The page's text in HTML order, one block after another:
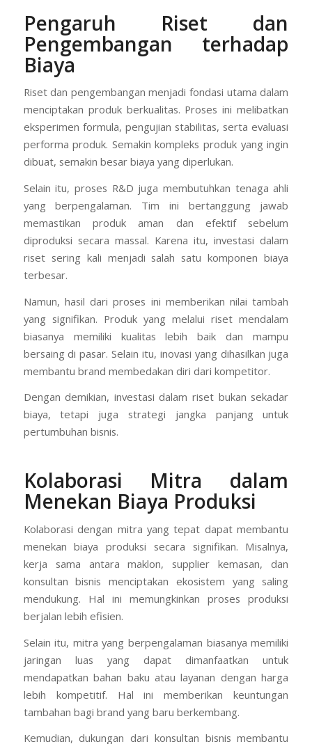
Pengaruh Riset dan
Pengembangan terhadap
Biaya
Riset dan pengembangan menjadi fondasi utama dalam
menciptakan produk berkualitas. Proses ini melibatkan
eksperimen formula, pengujian stabilitas, serta evaluasi
performa produk. Semakin kompleks produk yang ingin
dibuat, semakin besar biaya yang diperlukan.
Selain itu, proses R&D juga membutuhkan tenaga ahli
yang berpengalaman. Tim ini bertanggung jawab
memastikan produk aman dan efektif sebelum
diproduksi secara massal. Karena itu, investasi dalam
riset sering kali menjadi salah satu komponen biaya
terbesar.
Namun, hasil dari proses ini memberikan nilai tambah
yang signifikan. Produk yang melalui riset mendalam
biasanya memiliki kualitas lebih baik dan mampu
bersaing di pasar. Selain itu, inovasi yang dihasilkan juga
membantu brand membedakan diri dari kompetitor.
Dengan demikian, investasi dalam riset bukan sekadar
biaya, tetapi juga strategi jangka panjang untuk
pertumbuhan bisnis.
Kolaborasi Mitra dalam
Menekan Biaya Produksi
Kolaborasi dengan mitra yang tepat dapat membantu
menekan biaya produksi secara signifikan. Misalnya,
kerja sama antara maklon, supplier kemasan, dan
konsultan bisnis menciptakan ekosistem yang saling
mendukung. Hal ini memungkinkan proses produksi
berjalan lebih efisien.
Selain itu, mitra yang berpengalaman biasanya memiliki
jaringan luas yang dapat dimanfaatkan untuk
mendapatkan bahan baku atau layanan dengan harga
lebih kompetitif. Hal ini memberikan keuntungan
tambahan bagi brand yang baru berkembang.
Kemudian, dukungan dari konsultan bisnis membantu